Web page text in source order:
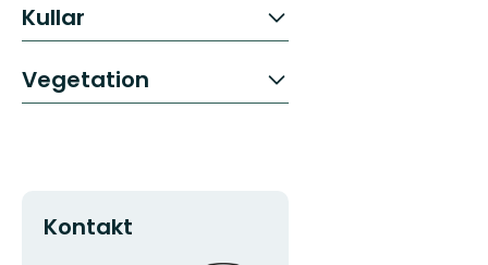
Kullar
Vegetation
Kontakt